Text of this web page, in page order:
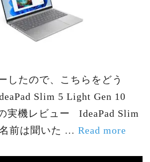
したので、こちらをどう
Slim 5 Light Gen 10
実機レビュー IdeaPad Slim
前は聞いた … Read more